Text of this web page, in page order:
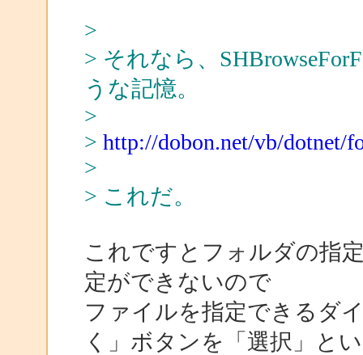
>
> それなら、
うな記憶。
>
> http://dobon.net/vb/dotnet/
>
> これだ。
これですとフォルダの指
定ができないので
ファイルを指定できるダ
く」ボタンを「選択」と